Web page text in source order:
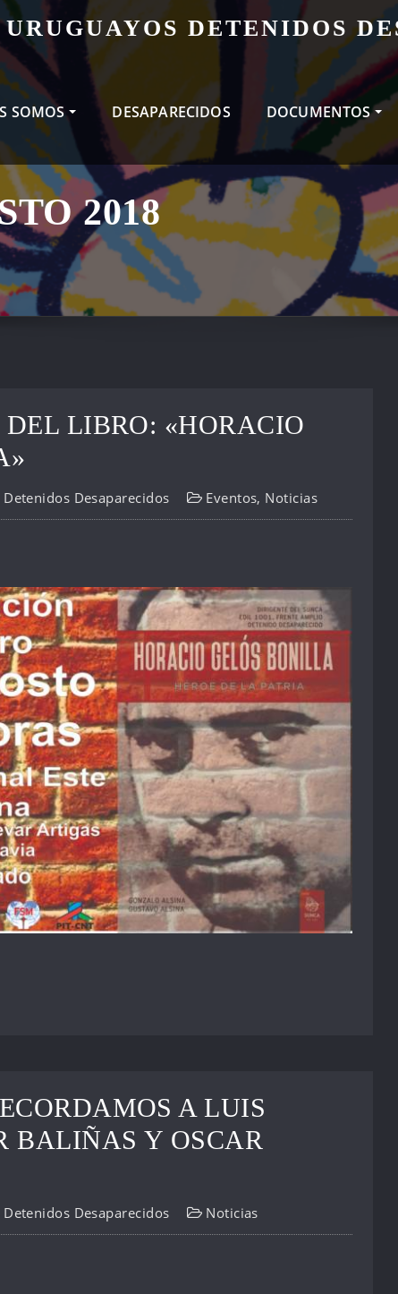
DETENIDOS
SOMOS DESAPARECIDOS DOCUMENTOS
2018
DEL LIBRO: «HORACIO
Desaparecidos Eventos, Noticias
A LUIS
BALIÑAS Y OSCAR
Desaparecidos Noticias